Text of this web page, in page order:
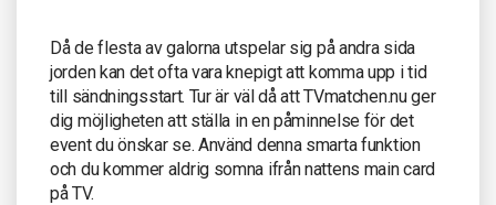
Då de flesta av galorna utspelar sig på andra sida
jorden kan det ofta vara knepigt att komma upp i tid
till sändningsstart. Tur är väl då att TVmatchen.nu ger
dig möjligheten att ställa in en påminnelse för det
event du önskar se. Använd denna smarta funktion
och du kommer aldrig somna ifrån nattens main card
på TV.